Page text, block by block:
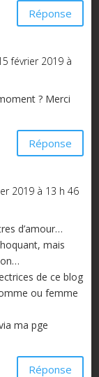
Réponse
février 2019 à
? Merci
Réponse
2019 à 13 h 46
d’amour…
mais
de ce blog
ou femme
ma pge
Réponse